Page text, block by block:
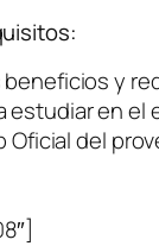
beneficios y
estudiar en el
Oficial del